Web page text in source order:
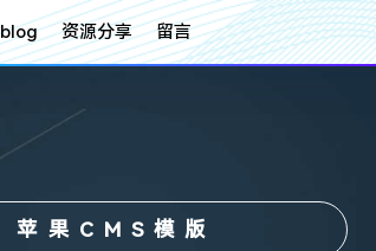
资源分享 留言
苹果CMS模版